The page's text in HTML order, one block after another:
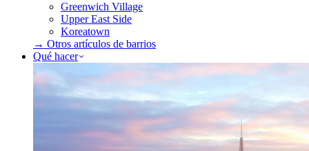
Greenwich Village
Upper East Side
Koreatown
→ Otros artículos de barrios
Qué hacer